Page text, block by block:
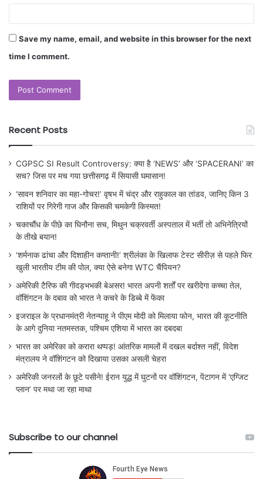
Save my name, email, and website in this browser for the next
time I comment.
Recent Posts
CGPSC SI Result Controversy: क्या है ‘NEWS’ और ‘SPACERANI’ का
सच? जिस पर मच गया छत्तीसगढ़ में सियासी घमासान!
‘सावन शनिवार का महा-गोचर!’ वृषभ में चंद्र और राहुकाल का तांडव, जानिए किन 3
राशियों पर गिरेगी गाज और किसकी चमकेगी किस्मत!
चकाचौंध के पीछे का घिनौना सच, मिथुन चक्रवर्ती अस्पताल में भर्ती तो अभिनेत्रियों
के तीखे बयान!
‘शर्मनाक ढांचा और दिशाहीन कप्तानी!’ श्रीलंका के खिलाफ टेस्ट सीरीज़ से पहले फिर
खुली भारतीय टीम की पोल, क्या ऐसे बनेगा WTC चैंपियन?
अमेरिकी टैरिफ की गीदड़भभकी बेअसर! भारत अपनी शर्तों पर खरीदेगा कच्चा तेल,
वॉशिंगटन के दबाव को भारत ने कचरे के डिब्बे में फेंका
इजराइल के प्रधानमंत्री नेतन्याहू ने पीएम मोदी को मिलाया फोन, भारत की कूटनीति
के आगे दुनिया नतमस्तक, पश्चिम एशिया में भारत का दबदबा
भारत का अमेरिका को करारा थप्पड़! आंतरिक मामलों में दखल बर्दाश्त नहीं, विदेश
मंत्रालय ने वॉशिंगटन को दिखाया उसका असली चेहरा
अमेरिकी जनरलों के छूटे पसीने! ईरान युद्ध में घुटनों पर वॉशिंगटन, पेंटागन में ‘एग्जिट
प्लान’ पर मथा जा रहा माथा
Subscribe to our channel